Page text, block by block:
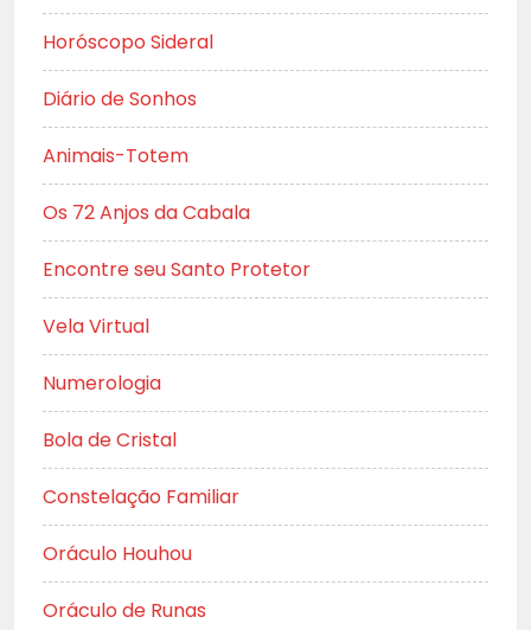
Horóscopo Sideral
Diário de Sonhos
Animais-Totem
Os 72 Anjos da Cabala
Encontre seu Santo Protetor
Vela Virtual
Numerologia
Bola de Cristal
Constelação Familiar
Oráculo Houhou
Oráculo de Runas